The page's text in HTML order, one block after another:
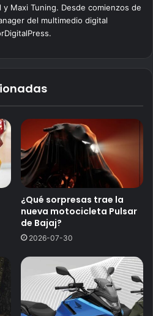
Maxi Tuning. Desde comienzos de
del multimedio digital
¿Qué sorpresas trae la
nueva motocicleta Pulsar
de Bajaj?
2026-07-30